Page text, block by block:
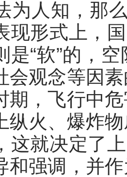
为人知，那
现形式上，
是“软”的，
会观念等因
期，飞行中
纵火、爆炸
这就决定了
和强调，并